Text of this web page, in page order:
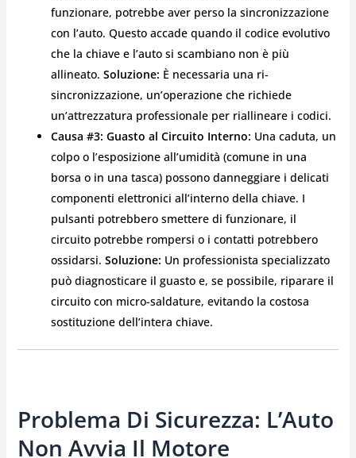
funzionare, potrebbe aver perso la sincronizzazione
con l’auto. Questo accade quando il codice evolutivo
che la chiave e l’auto si scambiano non è più
allineato. Soluzione: È necessaria una ri-
sincronizzazione, un’operazione che richiede
un’attrezzatura professionale per riallineare i codici.
Causa #3: Guasto al Circuito Interno: Una caduta, un
colpo o l’esposizione all’umidità (comune in una
borsa o in una tasca) possono danneggiare i delicati
componenti elettronici all’interno della chiave. I
pulsanti potrebbero smettere di funzionare, il
circuito potrebbe rompersi o i contatti potrebbero
ossidarsi. Soluzione: Un professionista specializzato
può diagnosticare il guasto e, se possibile, riparare il
circuito con micro-saldature, evitando la costosa
sostituzione dell’intera chiave.
Problema Di Sicurezza: L’Auto
Non Avvia Il Motore